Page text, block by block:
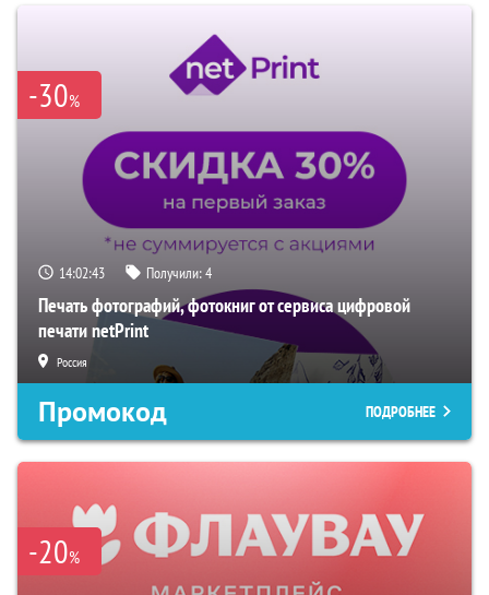
-30%
14:02:42 Получили:4
Печать фотографий, фотокниг от сервиса цифровой
печати netPrint
Россия
Промокод ПОДРОБНЕЕ
-20%